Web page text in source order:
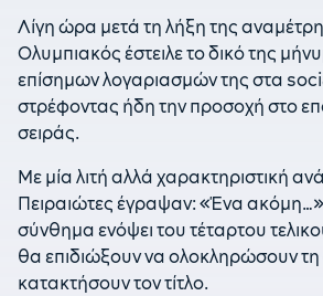
Λίγη ώρα μετά τη λήξη της
Ολυμπιακός έστειλε το δικό της
επίσημων λογαριασμών της στα
στρέφοντας ήδη την προσοχή στο
σειράς.
Με μία λιτή αλλά χαρακτηριστική
Πειραιώτες έγραψαν: «Ένα
σύνθημα ενόψει του τέταρτου
θα επιδιώξουν να ολοκληρώσουν τη
κατακτήσουν τον τίτλο.